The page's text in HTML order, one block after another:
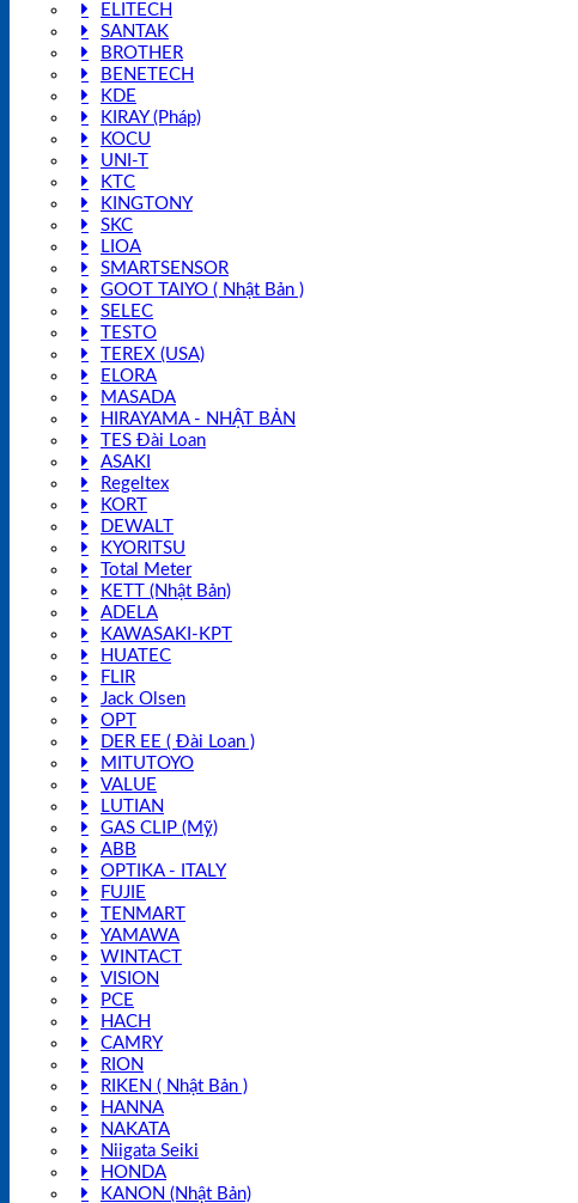
ELITECH
SANTAK
BROTHER
BENETECH
KDE
KIRAY (Pháp)
KOCU
UNI-T
KTC
KINGTONY
SKC
LIOA
SMARTSENSOR
GOOT TAIYO ( Nhật Bản )
SELEC
TESTO
TEREX (USA)
ELORA
MASADA
HIRAYAMA - NHẬT BẢN
TES Đài Loan
ASAKI
Regeltex
KORT
DEWALT
KYORITSU
Total Meter
KETT (Nhật Bản)
ADELA
KAWASAKI-KPT
HUATEC
FLIR
Jack Olsen
OPT
DER EE ( Đài Loan )
MITUTOYO
VALUE
LUTIAN
GAS CLIP (Mỹ)
ABB
OPTIKA - ITALY
FUJIE
TENMART
YAMAWA
WINTACT
VISION
PCE
HACH
CAMRY
RION
RIKEN ( Nhật Bản )
HANNA
NAKATA
Niigata Seiki
HONDA
KANON (Nhật Bản)